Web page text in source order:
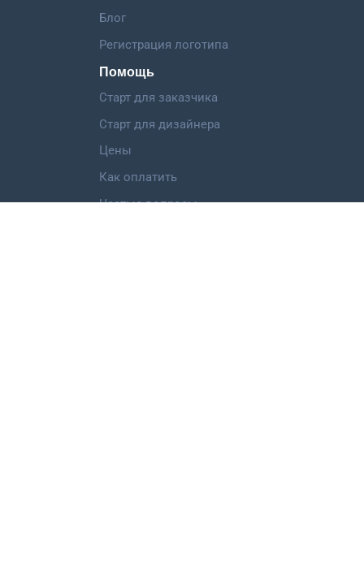
Блог
Регистрация логотипа
Помощь
Старт для заказчика
Старт для дизайнера
Цены
Как оплатить
Частые вопросы